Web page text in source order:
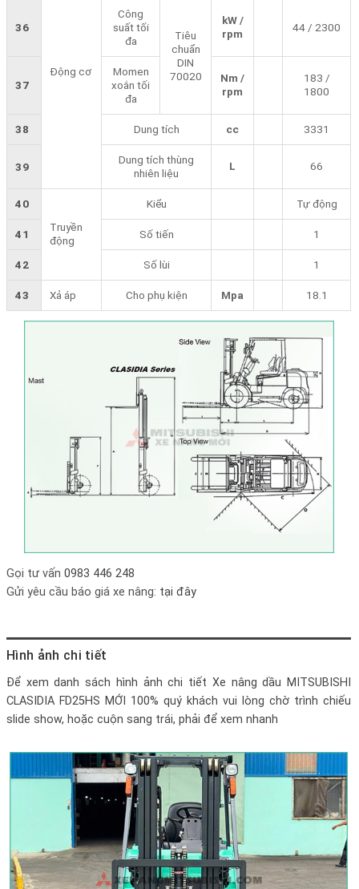
Động cơ
36
Công
suất tối
đa
Tiêu
chuẩn
DIN
70020
kW /
rpm
44 / 2300
37
Momen
xoắn tối
đa
Nm /
rpm
183 /
1800
38 Dung tích cc 3331
39
Dung tích thùng
nhiên liệu
L 66
40
Truyền
động
Kiểu Tự động
41 Số tiến 1
42 Số lùi 1
43 Xả áp Cho phụ kiện Mpa 18.1
Gọi tư vấn 0983 446 248
Gửi yêu cầu báo giá xe nâng: tại đây
Hình ảnh chi tiết
Để xem danh sách hình ảnh chi tiết Xe nâng dầu MITSUBISHI
CLASIDIA FD25HS MỚI 100% quý khách vui lòng chờ trình chiếu
slide show, hoặc cuộn sang trái, phải để xem nhanh